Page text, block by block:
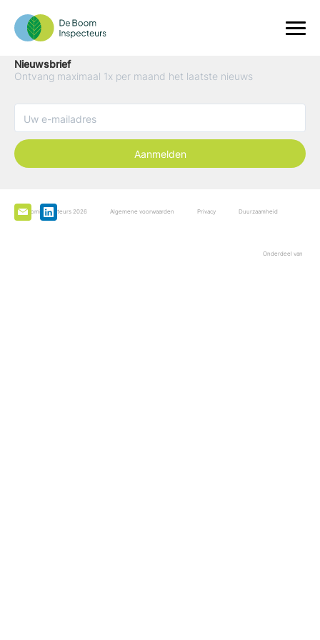
Nieuwsbrief
Ontvang maximaal 1x per maand het laatste nieuws
Aanmelden
De Boominspecteurs 2026 Algemene voorwaarden Privacy Duurzaamheid
Onderdeel van